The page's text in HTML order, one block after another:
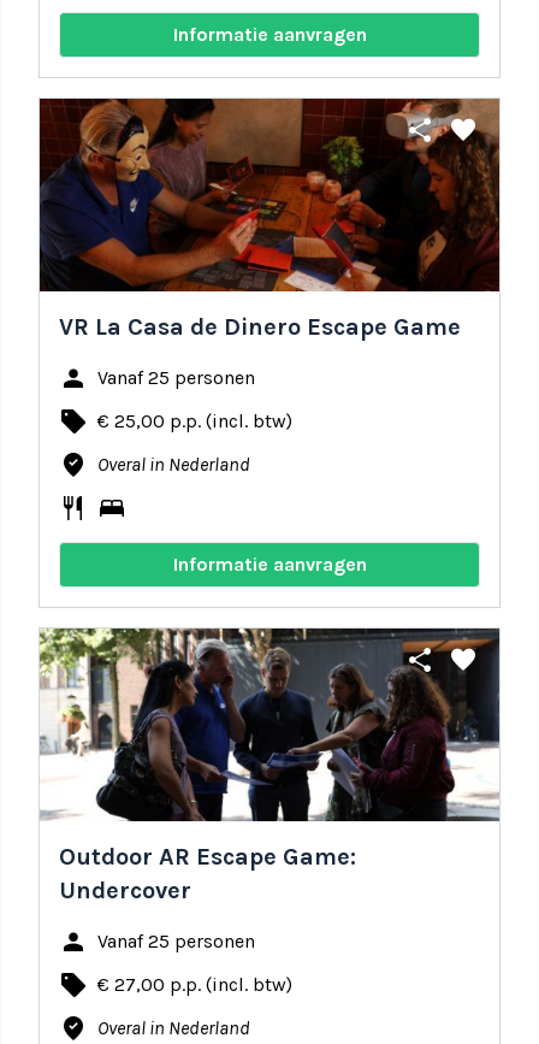
Informatie aanvragen
share favorite
VR La Casa de Dinero Escape Game
person Vanaf 25 personen
local_offer € 25,00 p.p. (incl. btw)
where_to_vote Overal in Nederland
restaurant bed
Informatie aanvragen
share favorite
Outdoor AR Escape Game:
Undercover
person Vanaf 25 personen
local_offer € 27,00 p.p. (incl. btw)
where_to_vote Overal in Nederland